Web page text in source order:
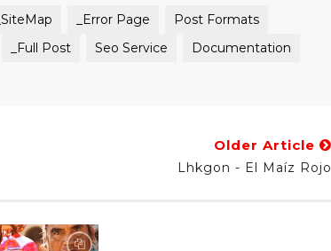
_SiteMap
_Error Page
Post Formats
_Full Post Seo Service
Documentation
Older Article
Lhkgon - El Maíz Rojo